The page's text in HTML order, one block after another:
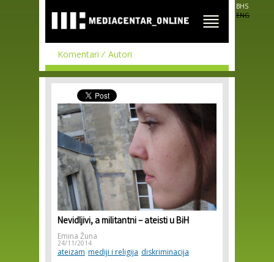
main
content
BHS
ENG
Komentari Autori
Nevidljivi, a militantni – ateisti u BiH
Emina Žuna
24/11/2014
ateizam mediji i religija diskriminacija